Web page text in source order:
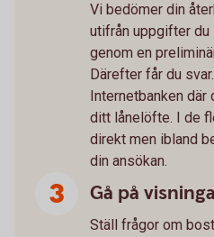
Vi bedömer din
utifrån uppgifter du
genom en
Därefter får du
Internetbanken där
ditt lånelöfte. I de
direkt men ibland
din ansökan.
Gå på
Ställ frågor om